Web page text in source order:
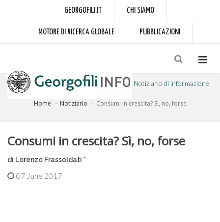
GEORGOFILI.IT CHI SIAMO
MOTORE DI RICERCA GLOBALE PUBBLICAZIONI
Notiziario di informazione
Home Notiziario Consumi in crescita? Sì, no, forse
Consumi in crescita? Sì, no, forse
di Lorenzo Frassoldati *
07 June 2017